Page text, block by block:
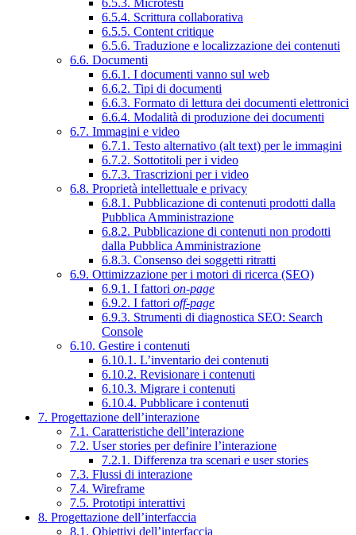
6.5.4. Scrittura collaborativa
6.5.5. Content critique
6.5.6. Traduzione e localizzazione dei contenuti
6.6. Documenti
6.6.1. I documenti vanno sul web
6.6.2. Tipi di documenti
6.6.3. Formato di lettura dei documenti elettronici
6.6.4. Modalità di produzione dei documenti
6.7. Immagini e video
6.7.1. Testo alternativo (alt text) per le immagini
6.7.2. Sottotitoli per i video
6.7.3. Trascrizioni per i video
6.8. Proprietà intellettuale e privacy
6.8.1. Pubblicazione di contenuti prodotti dalla
Pubblica Amministrazione
6.8.2. Pubblicazione di contenuti non prodotti
dalla Pubblica Amministrazione
6.8.3. Consenso dei soggetti ritratti
6.9. Ottimizzazione per i motori di ricerca (SEO)
6.9.1. I fattori on-page
6.9.2. I fattori off-page
6.9.3. Strumenti di diagnostica SEO: Search
Console
6.10. Gestire i contenuti
6.10.1. L’inventario dei contenuti
6.10.2. Revisionare i contenuti
6.10.3. Migrare i contenuti
6.10.4. Pubblicare i contenuti
7. Progettazione dell’interazione
7.1. Caratteristiche dell’interazione
7.2. User stories per definire l’interazione
7.2.1. Differenza tra scenari e user stories
7.3. Flussi di interazione
7.4. Wireframe
7.5. Prototipi interattivi
8. Progettazione dell’interfaccia
8.1. Obiettivi dell’interfaccia